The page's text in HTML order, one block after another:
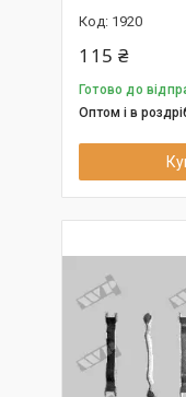
1920
115 ₴
Готово до
Оптом і в